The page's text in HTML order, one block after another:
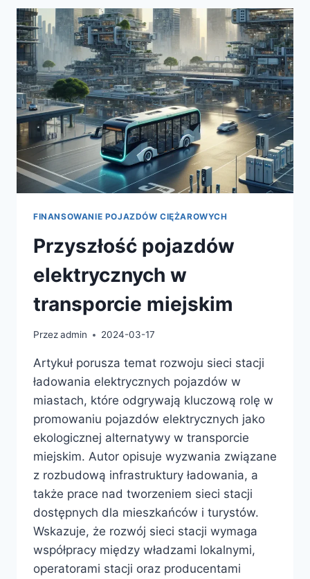
ELEKTRYCZNYCH
FINANSOWANIE POJAZDÓW CIĘŻAROWYCH
Przyszłość pojazdów
elektrycznych w
transporcie miejskim
Przezadmin 2024-03-17
Artykuł porusza temat rozwoju sieci stacji
ładowania elektrycznych pojazdów w
miastach, które odgrywają kluczową rolę w
promowaniu pojazdów elektrycznych jako
ekologicznej alternatywy w transporcie
miejskim. Autor opisuje wyzwania związane
z rozbudową infrastruktury ładowania, a
także prace nad tworzeniem sieci stacji
dostępnych dla mieszkańców i turystów.
Wskazuje, że rozwój sieci stacji wymaga
współpracy między władzami lokalnymi,
operatorami stacji oraz producentami